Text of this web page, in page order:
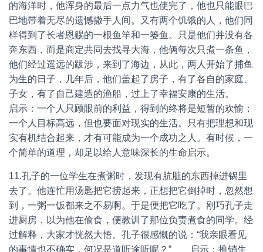
的海洋时，他浑身的最后一点力气也使完了，他也只能眼巴
巴地带着无尽的遗憾撒手人间。又有两个饥饿的人，他们同
样得到了长者恩赐的一根鱼竿和一篓鱼。只是他们并没有各
奔东西，而是商定共同去找寻大海，他俩每次只煮一条鱼，
他们经过遥远的跋涉，来到了海边，从此，两人开始了捕鱼
为生的日子，几年后，他们盖起了房子，有了各自的家庭、
子女，有了自己建造的渔船，过上了幸福安康的生活。
启示：一个人只顾眼前的利益，得到的终将是短暂的欢愉；
一个人目标高远，但也要面对现实的生活。只有把理想和现
实有机结合起来，才有可能成为一个成功之人。有时候，一
个简单的道理，却足以给人意味深长的生命启示。
11.孔子的一位学生在煮粥时，发现有肮脏的东西掉进锅里
去了。他连忙用汤匙把它捞起来，正想把它倒掉时，忽然想
到，一粥一饭都来之不易啊。于是便把它吃了。刚巧孔子走
进厨房，以为他在偷食，便教训了那位负责煮食的同学。经
过解释，大家才恍然大悟。孔子很感慨的说：“我亲眼看见
的事情也不确实，何况是道听途听呢？” 启示：推销生